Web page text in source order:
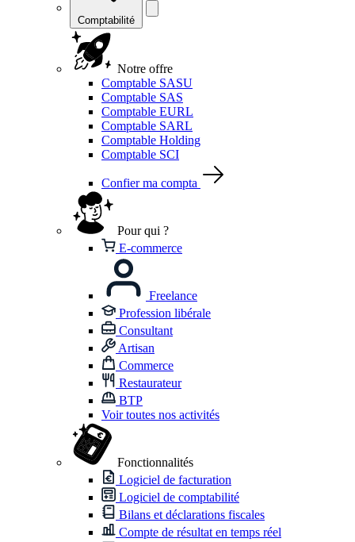
Comptabilité
Notre offre
Comptable SASU
Comptable SAS
Comptable EURL
Comptable SARL
Comptable Holding
Comptable SCI
Confier ma compta
Pour qui ?
E-commerce
Freelance
Profession libérale
Consultant
Artisan
Commerce
Restaurateur
BTP
Voir toutes nos activités
Fonctionnalités
Logiciel de facturation
Logiciel de comptabilité
Bilans et déclarations fiscales
Compte de résultat en temps réel